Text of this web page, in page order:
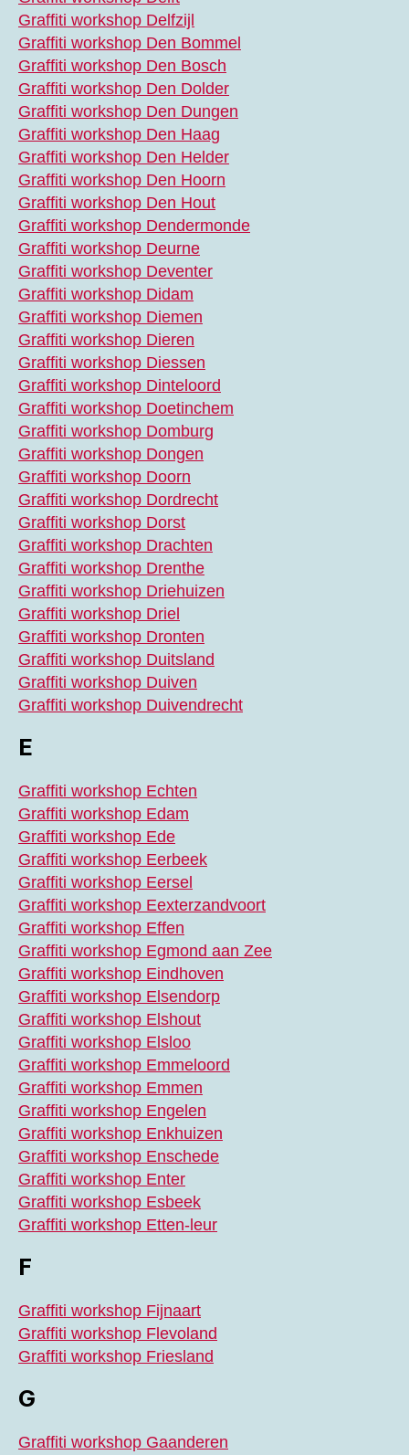
Graffiti workshop Delfzijl
Graffiti workshop Den Bommel
Graffiti workshop Den Bosch
Graffiti workshop Den Dolder
Graffiti workshop Den Dungen
Graffiti workshop Den Haag
Graffiti workshop Den Helder
Graffiti workshop Den Hoorn
Graffiti workshop Den Hout
Graffiti workshop Dendermonde
Graffiti workshop Deurne
Graffiti workshop Deventer
Graffiti workshop Didam
Graffiti workshop Diemen
Graffiti workshop Dieren
Graffiti workshop Diessen
Graffiti workshop Dinteloord
Graffiti workshop Doetinchem
Graffiti workshop Domburg
Graffiti workshop Dongen
Graffiti workshop Doorn
Graffiti workshop Dordrecht
Graffiti workshop Dorst
Graffiti workshop Drachten
Graffiti workshop Drenthe
Graffiti workshop Driehuizen
Graffiti workshop Driel
Graffiti workshop Dronten
Graffiti workshop Duitsland
Graffiti workshop Duiven
Graffiti workshop Duivendrecht
E
Graffiti workshop Echten
Graffiti workshop Edam
Graffiti workshop Ede
Graffiti workshop Eerbeek
Graffiti workshop Eersel
Graffiti workshop Eexterzandvoort
Graffiti workshop Effen
Graffiti workshop Egmond aan Zee
Graffiti workshop Eindhoven
Graffiti workshop Elsendorp
Graffiti workshop Elshout
Graffiti workshop Elsloo
Graffiti workshop Emmeloord
Graffiti workshop Emmen
Graffiti workshop Engelen
Graffiti workshop Enkhuizen
Graffiti workshop Enschede
Graffiti workshop Enter
Graffiti workshop Esbeek
Graffiti workshop Etten-leur
F
Graffiti workshop Fijnaart
Graffiti workshop Flevoland
Graffiti workshop Friesland
G
Graffiti workshop Gaanderen